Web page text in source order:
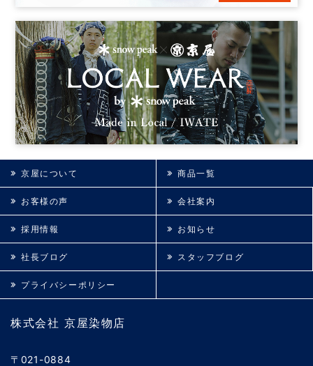
株式会社 京屋染物店
〒021-0884
京屋について 商品一覧
お客様の声 会社案内
採用情報 お知らせ
社長ブログ スタッフブログ
プライバシーポリシー